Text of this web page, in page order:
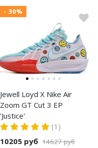
- 30%
Jewell Loyd X Nike Air
Zoom GT Cut 3 EP
'Justice'
(1)
10205 руб 14627 руб